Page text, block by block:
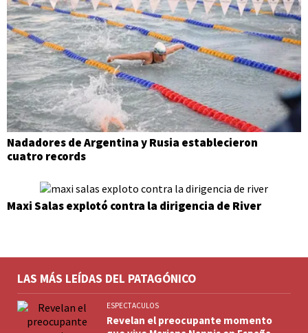
Nadadores de Argentina y Rusia establecieron
cuatro records
Maxi Salas explotó contra la dirigencia de River
LAS MÁS LEÍDAS DEL PATAGÓNICO
ESPECTACULOS
Revelan el preocupante momento